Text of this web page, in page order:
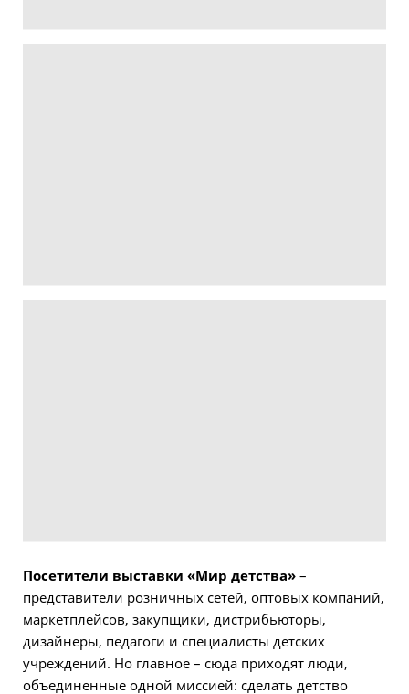
Посетители выставки «Мир детства» –
представители розничных сетей, оптовых компаний,
маркетплейсов, закупщики, дистрибьюторы,
дизайнеры, педагоги и специалисты детских
учреждений. Но главное – сюда приходят люди,
объединенные одной миссией: сделать детство